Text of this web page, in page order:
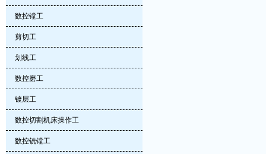
数控镗工
剪切工
划线工
数控磨工
镀层工
数控切割机床操作工
数控铣镗工